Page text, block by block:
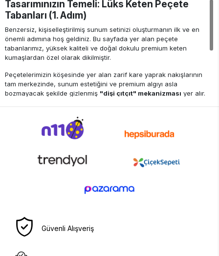
Tasarımınızın Temeli: Lüks Keten Peçete
Tabanları (1. Adım)
Benzersiz, kişiselleştirilmiş sunum setinizi oluşturmanın ilk ve en
önemli adımına hoş geldiniz. Bu sayfada yer alan peçete
tabanlarımız, yüksek kaliteli ve doğal dokulu premium keten
kumaşlardan özel olarak dikilmiştir.
Peçetelerimizin köşesinde yer alan zarif kare yaprak nakışlarının
tam merkezinde, sunum estetiğini ve premium algıyı asla
bozmayacak şekilde gizlenmiş "dişi çıtçıt" mekanizması yer alır.
sonraki adımda bu tabanları rengarenk nakış broşlarımızla
canlandırabilirsiniz.
takılacak desenleri tamamlamak için "2. Adım: Çıtçıtlı Nakış Broşları"
kategorimizi ziyaret etmeyi unutmayın.
Güvenli Alışveriş